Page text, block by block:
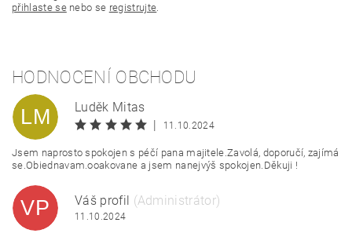
přihlaste senebo se registrujte.
HODNOCENÍ OBCHODU
LM
Luděk Mitas
11.10.2024
Jsem naprosto spokojen s péčí pana majitele.Zavolá, doporučí, zajímá
se.Obiednavam.ooakovane a jsem nanejvýš spokojen.Děkuji !
VP Váš profil (Administrátor)
11.10.2024